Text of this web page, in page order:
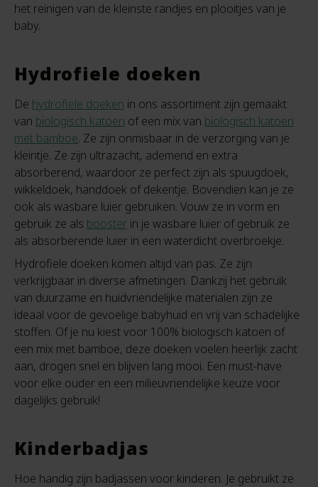
het reinigen van de kleinste randjes en plooitjes van je
baby.
Hydrofiele doeken
De hydrofiele doeken in ons assortiment zijn gemaakt
van biologisch katoen of een mix van biologisch katoen
met bamboe. Ze zijn onmisbaar in de verzorging van je
kleintje. Ze zijn ultrazacht, ademend en extra
absorberend, waardoor ze perfect zijn als spuugdoek,
wikkeldoek, handdoek of dekentje. Bovendien kan je ze
ook als wasbare luier gebruiken. Vouw ze in vorm en
gebruik ze als booster in je wasbare luier of gebruik ze
als absorberende luier in een waterdicht overbroekje.
Hydrofiele doeken komen altijd van pas. Ze zijn
verkrijgbaar in diverse afmetingen. Dankzij het gebruik
van duurzame en huidvriendelijke materialen zijn ze
ideaal voor de gevoelige babyhuid en vrij van schadelijke
stoffen. Of je nu kiest voor 100% biologisch katoen of
een mix met bamboe, deze doeken voelen heerlijk zacht
aan, drogen snel en blijven lang mooi. Een must-have
voor elke ouder en een milieuvriendelijke keuze voor
dagelijks gebruik!
Kinderbadjas
Hoe handig zijn badjassen voor kinderen. Je gebruikt ze